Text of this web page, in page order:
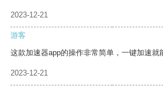
2023-12-21
游客
这款加速器app的操作非常简单，一键加速就
2023-12-21